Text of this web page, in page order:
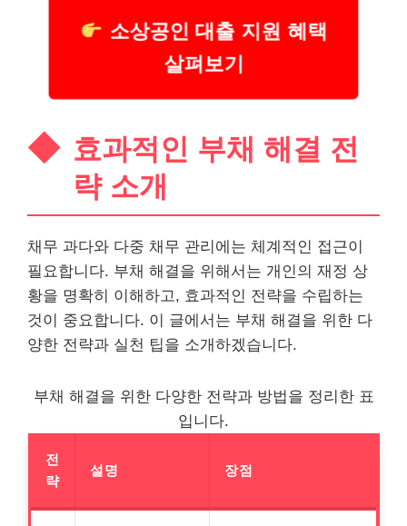
소상공인 대출 지원 혜택
살펴보기
효과적인 부채 해결 전
략 소개
채무 과다와 다중 채무 관리에는 체계적인 접근이
필요합니다. 부채 해결을 위해서는 개인의 재정 상
황을 명확히 이해하고, 효과적인 전략을 수립하는
것이 중요합니다. 이 글에서는 부채 해결을 위한 다
양한 전략과 실천 팁을 소개하겠습니다.
부채 해결을 위한 다양한 전략과 방법을 정리한 표
입니다.
전
략
설명 장점